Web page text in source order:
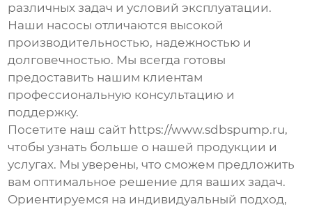
различных задач и условий эксплуатации.
Наши насосы отличаются высокой
производительностью, надежностью и
долговечностью. Мы всегда готовы
предоставить нашим клиентам
профессиональную консультацию и
поддержку.
Посетите наш сайт https://www.sdbspump.ru,
чтобы узнать больше о нашей продукции и
услугах. Мы уверены, что сможем предложить
вам оптимальное решение для ваших задач.
Ориентируемся на индивидуальный подход,